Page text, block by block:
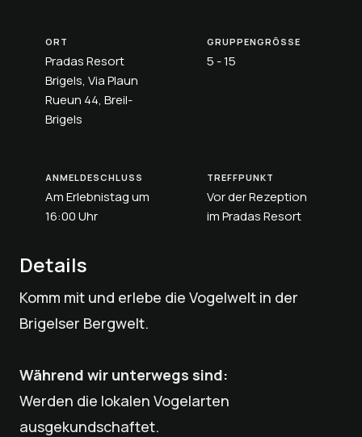
ORT
Pradas Resort
Brigels, Via Plaun
Rueun 44, Breil-
Brigels
GRUPPENGRÖSSE
5 - 15
ANMELDESCHLUSS
Am Erlebnistag um
16:00 Uhr
TREFFPUNKT
Vor der Rezeption
im Pradas Resort
Details
Komm mit und erlebe die Vogelwelt in der
Brigelser Bergwelt.
Während wir unterwegs sind:
Werden die lokalen Vogelarten
ausgekundschaftet.